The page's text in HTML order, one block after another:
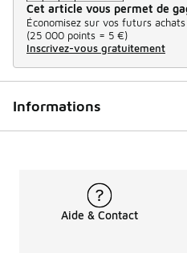
Cet article vous permet de
Économisez sur vos futurs achats
(25 000 points = 5 €)
Inscrivez-vous gratuitement
Informations
Aide & Contact